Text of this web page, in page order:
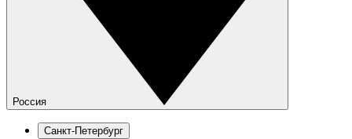
Россия
Санкт-Петербург